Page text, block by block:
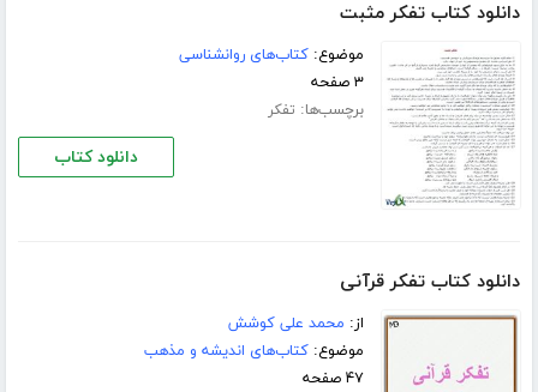
دانلود کتاب تفکر مثبت
موضوع:کتاب‌های روانشناسی
۳ صفحه
برچسب‌ها: تفکر
دانلود کتاب
دانلود کتاب تفکر قرآنی
از: محمد علی کوشش
موضوع:کتاب‌های اندیشه و مذهب
۴۷ صفحه